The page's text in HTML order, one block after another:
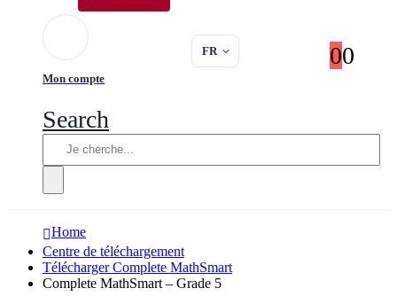
Mon compte
FR 00
Search
Home
Centre de téléchargement
Télécharger Complete MathSmart
Complete MathSmart – Grade 5